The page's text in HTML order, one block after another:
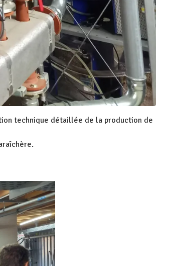
technique détaillée de la production de